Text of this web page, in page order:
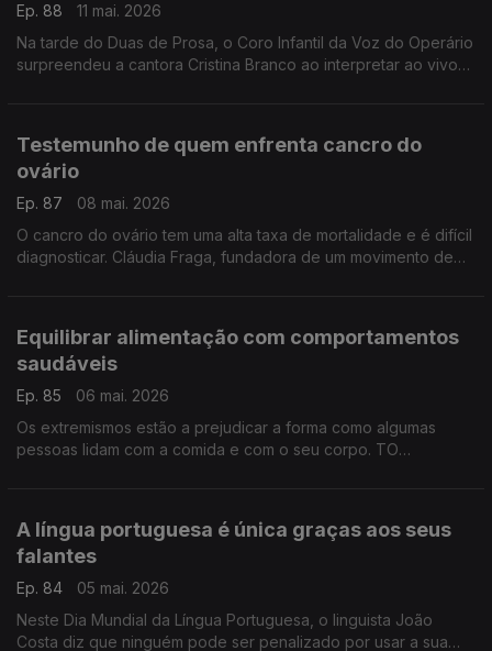
Ep. 88
11 mai. 2026
Na tarde do Duas de Prosa, o Coro Infantil da Voz do Operário
surpreendeu a cantora Cristina Branco ao interpretar ao vivo
Testemunho de quem enfrenta cancro do
ovário
Ep. 87
08 mai. 2026
O cancro do ovário tem uma alta taxa de mortalidade e é difícil
diagnosticar. Cláudia Fraga, fundadora de um movimento de
Equilibrar alimentação com comportamentos
saudáveis
Ep. 85
06 mai. 2026
Os extremismos estão a prejudicar a forma como algumas
pessoas lidam com a comida e com o seu corpo. TO
A língua portuguesa é única graças aos seus
falantes
Ep. 84
05 mai. 2026
Neste Dia Mundial da Língua Portuguesa, o linguista João
Costa diz que ninguém pode ser penalizado por usar a sua